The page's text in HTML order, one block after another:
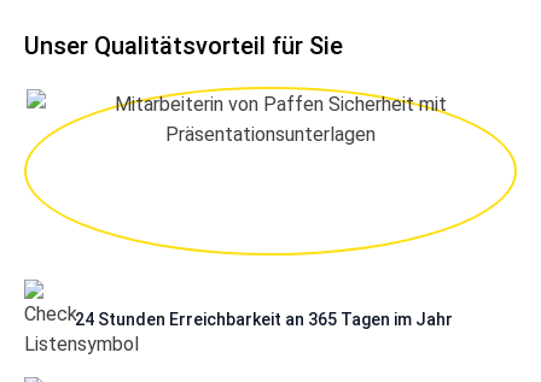
Unser Qualitätsvorteil für Sie
24 Stunden Erreichbarkeit an 365 Tagen im Jahr